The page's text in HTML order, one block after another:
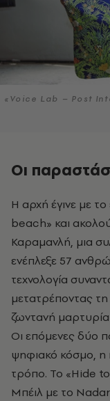
«Voice Lab – Post
Οι
Η αρχή έγινε με το εμβληματικό «Einstein on the
beach» και
Καραμανλή, μια
ενέπλεξε 57
τεχνολογία
μετατρέποντας
ζωντανή
Οι επόμενες δύο
ψηφιακό κόσμο, η
τρόπο. Το «Hide
Μπέιλ με το Nadar